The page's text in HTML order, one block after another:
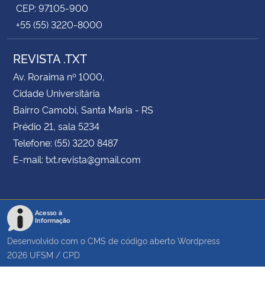
CEP: 97105-900
+55 (55) 3220-8000
REVISTA .TXT
Av. Roraima nº 1000,
Cidade Universitária
Bairro Camobi, Santa Maria - RS
Prédio 21, sala 5234
Telefone: (55) 3220 8487
E-mail: txt.revista@gmail.com
Acesso à
Informação
Desenvolvido com o CMS de código aberto Wordpress
2026 UFSM / CPD